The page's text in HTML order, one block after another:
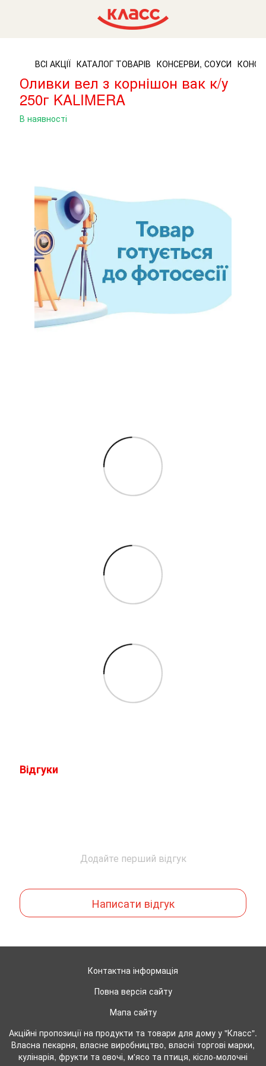
ВСІ АКЦІЇ КАТАЛОГ ТОВАРІВ КОНСЕРВИ, СОУСИ
Оливки вел з корнішон вак к/у
250г KALIMERA
В наявності
Відгуки
Додайте перший відгук
Написати відгук
Контактна інформація
Повна версія сайту
Мапа сайту
Акційні пропозиції на продукти та товари для дому у "Класс".
Власна пекарня, власне виробництво, власні торгові марки,
кулінарія, фрукти та овочі, м'ясо та птиця, кісло-молочні